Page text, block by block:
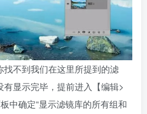
不到我们在这里所提到的滤
显示完毕，提前进入【编辑>
中确定“显示滤镜库的所有组和